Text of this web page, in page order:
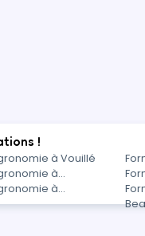
!
à Vouillé
à
à